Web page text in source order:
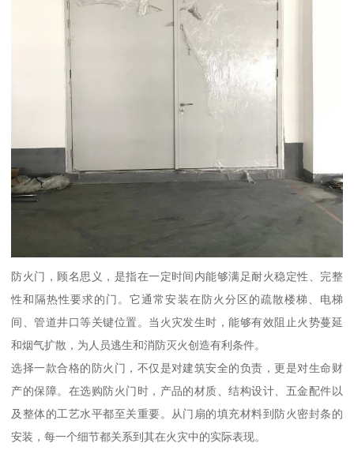
防火门，顾名思义，是指在一定时间内能够满足耐火稳定性、完整
性和隔热性要求的门。它通常安装在防火分区的疏散楼梯、电梯
间、管道井口等关键位置。当火灾发生时，能够有效阻止火势蔓延
和烟气扩散，为人员逃生和消防灭火创造有利条件。
选择一款合格的防火门，不仅是对建筑安全的负责，更是对生命财
产的保障。在选购防火门时，产品的材质、结构设计、五金配件以
及整体的工艺水平都至关重要。从门扇的填充材料到防火密封条的
安装，每一个细节都关系到其在火灾中的实际表现。